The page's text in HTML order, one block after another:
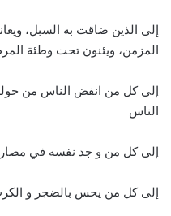
إلى الذين ضاقت به السبل،
المزمن، ويئنون تحت وطئة
إلى كل من انفض الناس من
الناس
إلى كل من و جد نفسه في
إلى كل من يحس بالضجر و